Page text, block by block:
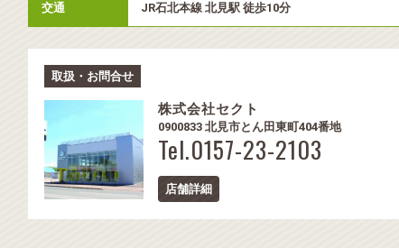
交通 JR石北本線 北見駅 徒歩10分
取扱・お問合せ
株式会社セクト
0900833 北見市とん田東町404番地
Tel.0157-23-2103
店舗詳細